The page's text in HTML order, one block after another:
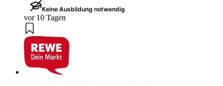
Keine Ausbildung notwendig
vor 10 Tagen